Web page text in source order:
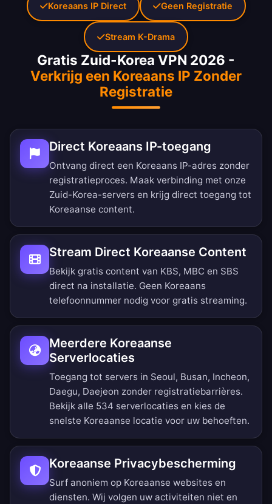
Gratis Zuid-Korea VPN 2026 -
Verkrijg een Koreaans IP Zonder
Registratie
Direct Koreaans IP-toegang
Ontvang direct een Koreaans IP-adres zonder
registratieproces. Maak verbinding met onze
Zuid-Korea-servers en krijg direct toegang tot
Koreaanse content.
Stream Direct Koreaanse Content
Bekijk gratis content van KBS, MBC en SBS
direct na installatie. Geen Koreaans
telefoonnummer nodig voor gratis streaming.
Meerdere Koreaanse
Serverlocaties
Toegang tot servers in Seoul, Busan, Incheon,
Daegu, Daejeon zonder registratiebarrières.
Bekijk alle 534 serverlocaties en kies de
snelste Koreaanse locatie voor uw behoeften.
Koreaanse Privacybescherming
Surf anoniem op Koreaanse websites en
diensten. Wij volgen uw activiteiten niet en
Koreaans IP Direct Geen Registratie
Stream K-Drama